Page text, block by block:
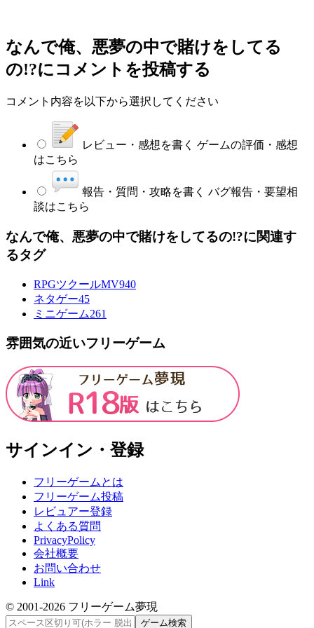
なんで俺、悪夢の中で賭けをしてる
の!?にコメントを投稿する
コメント内容を以下から選択してください
レビュー・感想を書く ゲームの評価・感想
はこちら
報告・質問・攻略を書く バグ報告・要望相
談はこちら
なんで俺、悪夢の中で賭けをしてるの!?に関連す
るタグ
RPGツクールMV940
ネタゲー45
ミニゲーム261
雰囲気の近いフリーゲーム
サインイン・登録
フリーゲームとは
フリーゲーム投稿
レビュアー登録
よくある質問
PrivacyPolicy
会社概要
お問い合わせ
Link
© 2001-2026 フリーゲーム夢現